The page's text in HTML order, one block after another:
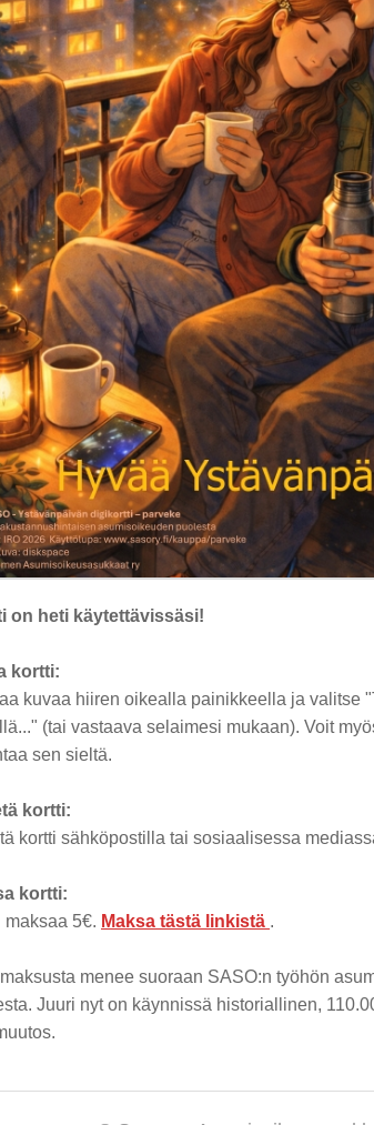
on heti käytettävissäsi!
kortti:
kuvaa hiiren oikealla painikkeella ja valitse
(tai vastaava selaimesi mukaan). Voit
sen sieltä.
kortti:
kortti sähköpostilla tai sosiaalisessa
kortti:
maksaa 5€. Maksa tästä linkistä .
menee suoraan SASO:n työhön
Juuri nyt on käynnissä historiallinen,